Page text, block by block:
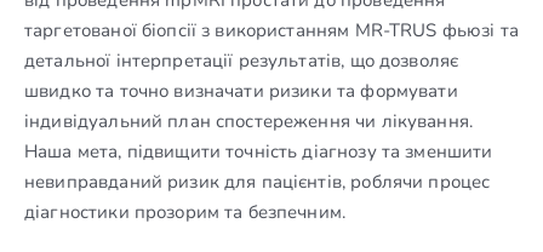
таргетованої біопсії з використанням MR-TRUS фьюзі та
детальної інтерпретації результатів, що дозволяє
швидко та точно визначати ризики та формувати
індивідуальний план спостереження чи лікування.
Наша мета, підвищити точність діагнозу та зменшити
невиправданий ризик для пацієнтів, роблячи процес
діагностики прозорим та безпечним.